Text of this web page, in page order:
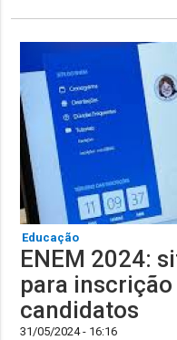
Educação
ENEM 2024:
para inscrição
candidatos
31/05/2024 - 16:16